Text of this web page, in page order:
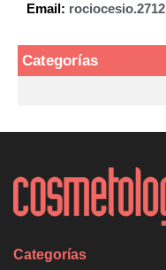
Email:
Categorías
Categorías